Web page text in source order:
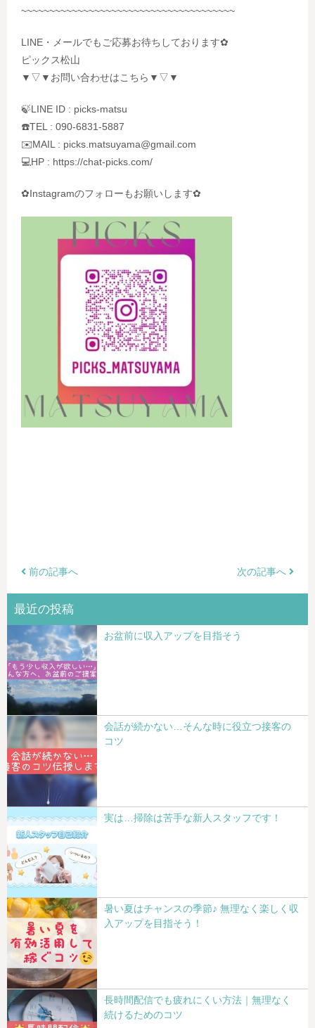
~~~~~~~~~~~~~~~~~~~~~~~~~~~~~~~~~~~~~~
LINE・メールでもご応募お待ちしております✿
ピックス松山
▼▽▼お問い合わせはこちら▼▽▼
🍃LINE ID : picks-matsu
☎️TEL : 090-6831-5887
✉️MAIL : picks.matsuyama@gmail.com
💻HP : https://chat-picks.com/
✿Instagramのフォローもお願いします✿
前の記事へ 次の記事へ
最近の投稿
お盆前に収入アップを目指そう
会話が続かない…そんな時に役立つ接客の
コツ
実は…掃除は苦手な新人スタッフです！
暑い夏はチャンスの季節♪ 無理なく楽しく収
入アップを目指そう！
長時間配信でも疲れにくい方法｜無理なく
続けるためのコツ